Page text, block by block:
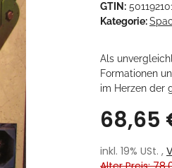
GTIN:
Kategorie:
Als
Formationen
im Herzen der
68,65
inkl. 19% USt. ,